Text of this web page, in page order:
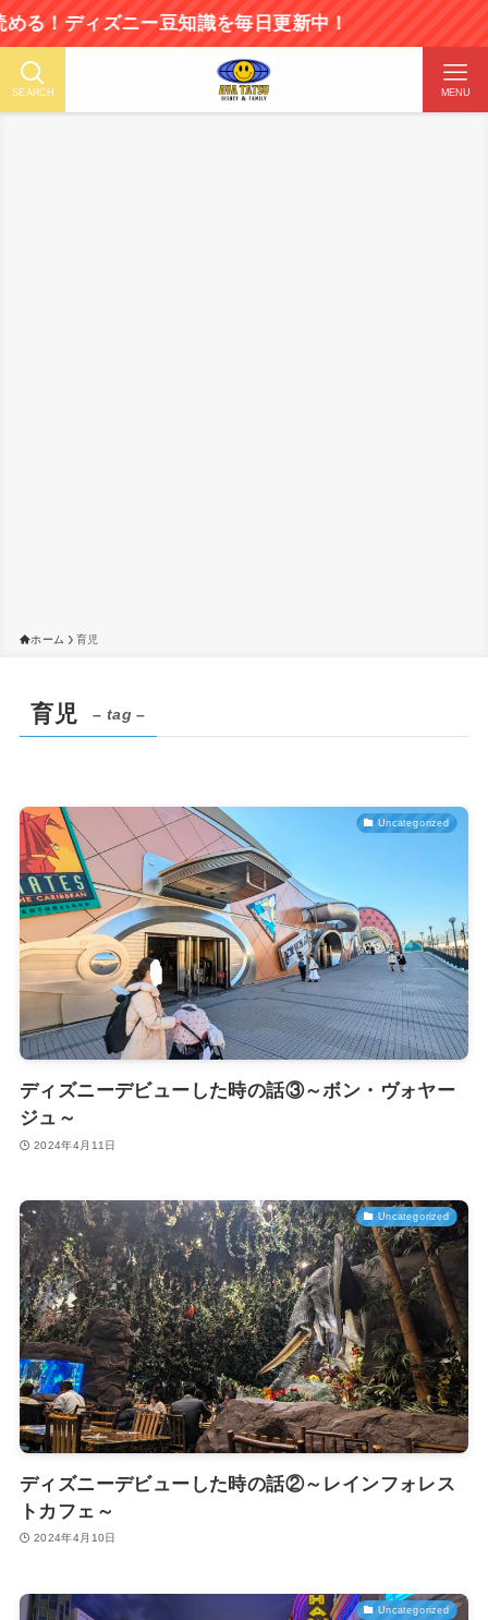
ズニー豆知識を毎日更新中！
SEARCH MENU
ホーム 育児
育児 – tag –
Uncategorized
ディズニーデビューした時の話③～ボン・ヴォヤー
ジュ～
2024年4月11日
Uncategorized
ディズニーデビューした時の話②～レインフォレス
トカフェ～
2024年4月10日
Uncategorized